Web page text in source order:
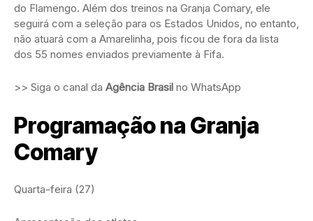
do Flamengo. Além dos treinos na Granja Comary, ele
seguirá com a seleção para os Estados Unidos, no entanto,
não atuará com a Amarelinha, pois ficou de fora da lista
dos 55 nomes enviados previamente à Fifa.
>> Siga o canal da Agência Brasil no WhatsApp
Programação na Granja
Comary
Quarta-feira (27)